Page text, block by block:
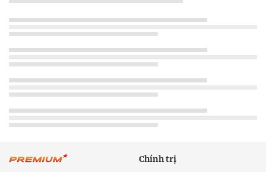
Chính trị